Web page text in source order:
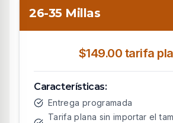
26-35 Millas
$149.00 tarifa
Características:
Entrega programada
Tarifa plana sin importar el